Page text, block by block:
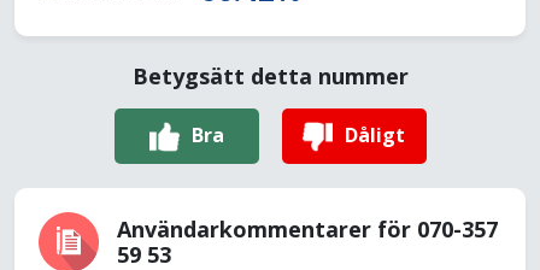
Betygsätt detta nummer
Bra Dåligt
Användarkommentarer för 070-357
59 53